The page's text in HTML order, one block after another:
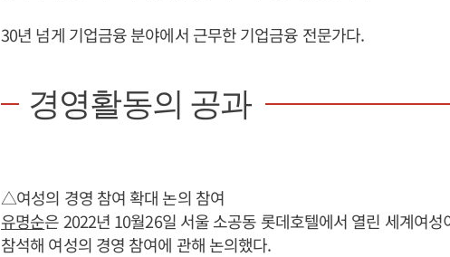
30년 넘게 기업금융 분야에서 근무한 기업금융 전문가다.
경영활동의 공과
△여성의 경영 참여 확대 논의 참여
유명순은 2022년 10월26일 서울 소공동 롯데호텔에서 열린 세계여
참석해 여성의 경영 참여에 관해 논의했다.